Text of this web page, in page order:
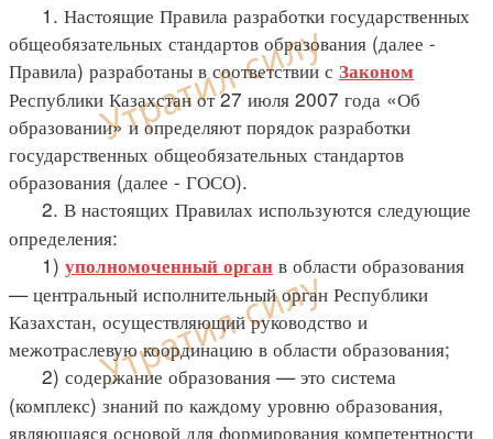
1. Настоящие Правила разработки государственных
общеобязательных стандартов образования (далее -
Правила) разработаны в соответствии с Законом
Республики Казахстан от 27 июля 2007 года «Об
образовании» и определяют порядок разработки
государственных общеобязательных стандартов
образования (далее - ГОСО).
2. В настоящих Правилах используются следующие
определения:
1) уполномоченный орган в области образования
— центральный исполнительный орган Республики
Казахстан, осуществляющий руководство и
межотраслевую координацию в области образования;
2) содержание образования — это система
(комплекс) знаний по каждому уровню образования,
являющаяся основой для формирования компетентности